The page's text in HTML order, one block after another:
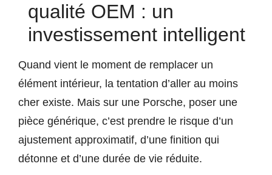
qualité OEM : un
investissement intelligent
Quand vient le moment de remplacer un
élément intérieur, la tentation d’aller au moins
cher existe. Mais sur une Porsche, poser une
pièce générique, c’est prendre le risque d’un
ajustement approximatif, d’une finition qui
détonne et d’une durée de vie réduite.